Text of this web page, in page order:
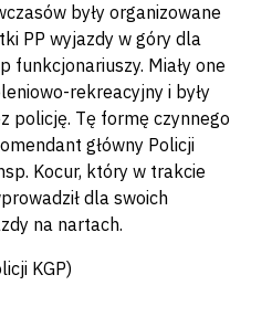
były organizowane
PP wyjazdy w góry dla
funkcjonariuszy. Miały one
rekreacyjny i były
policję. Tę formę czynnego
główny Policji
Kocur, który w trakcie
dla swoich
na nartach.
KGP)